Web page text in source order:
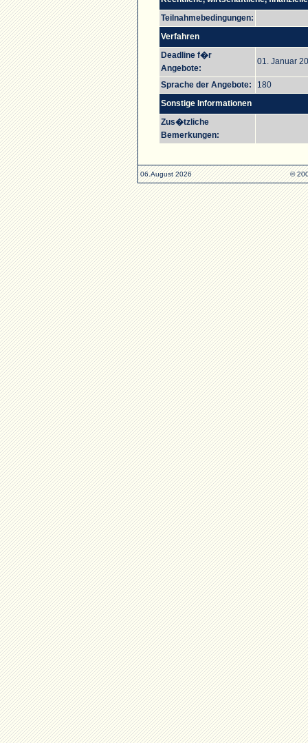
Teilnahmebedingungen:
Verfahren
Deadline f�r
Angebote:
01. Januar
Sprache der Angebote:
180
Sonstige Informationen
Zus�tzliche
Bemerkungen:
06.August 2026 ©